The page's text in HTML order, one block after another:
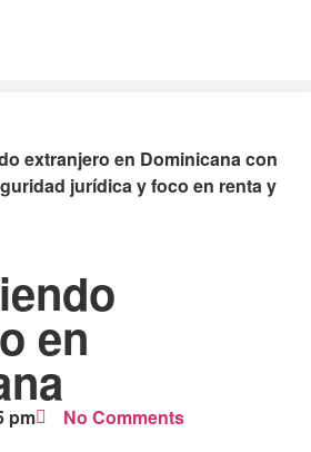
extranjero en Dominicana con
jurídica y foco en renta y
en
pm
No Comments